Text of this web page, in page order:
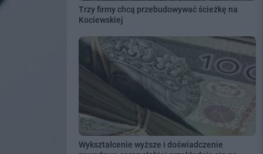
Trzy firmy chcą przebudowywać ścieżkę na
Kociewskiej
Wykształcenie wyższe i doświadczenie